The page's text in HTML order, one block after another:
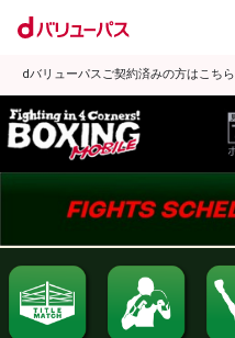
dバリューパスご契約済みの方はこちら